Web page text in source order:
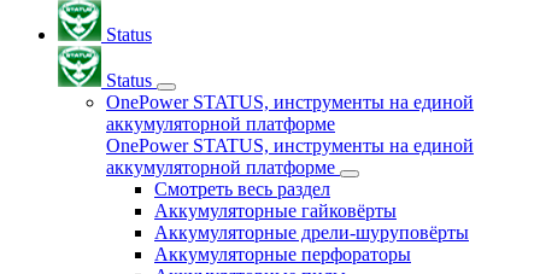
Status
Status
OnePower STATUS, инструменты на единой
аккумуляторной платформе
OnePower STATUS, инструменты на единой
аккумуляторной платформе
Смотреть весь раздел
Аккумуляторные гайковёрты
Аккумуляторные дрели-шуруповёрты
Аккумуляторные перфораторы